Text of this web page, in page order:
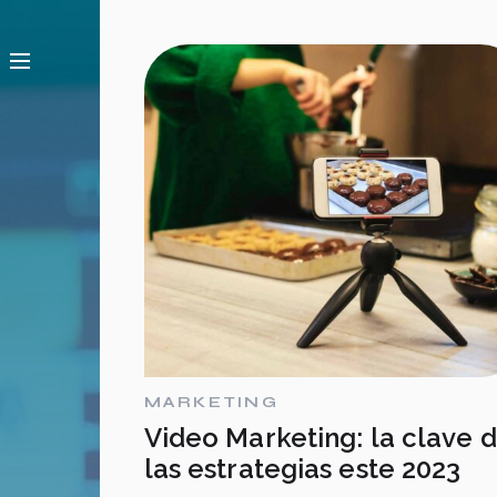
MARKETING
Video Marketing: la clave
las estrategias este 2023